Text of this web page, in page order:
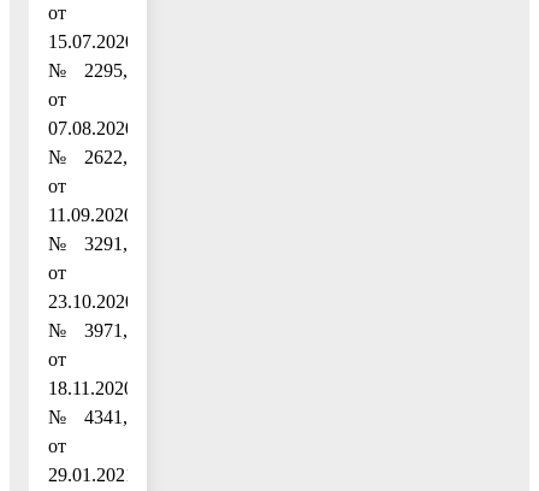
от
15.07.2020
№ 2295,
от
07.08.2020
№ 2622,
от
11.09.2020
№ 3291,
от
23.10.2020
№ 3971,
от
18.11.2020
№ 4341,
от
29.01.2021